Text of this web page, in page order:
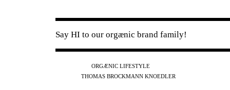
Say HI to our orgænic brand family!
ORGÆNIC LIFESTYLE
THOMAS BROCKMANN KNOEDLER